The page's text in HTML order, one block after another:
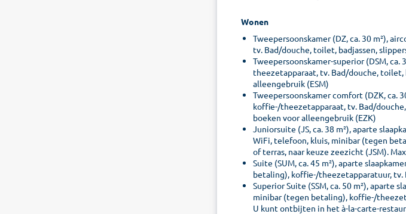
Wonen
Tweepersoonskamer (DZ, ca. 30 m²),
tv. Bad/douche, toilet, badjassen,
Tweepersoonskamer-superior (DSM,
theezetapparaat, tv. Bad/douche, toilet,
alleengebruik (ESM)
Tweepersoonskamer comfort (DZK,
koffie-/theezetapparaat, tv. Bad/
boeken voor alleengebruik (EZK)
Juniorsuite (JS, ca. 38 m²), aparte
WiFi, telefoon, kluis, minibar (tegen
of terras, naar keuze zeezicht (JSM).
Suite (SUM, ca. 45 m²), aparte
betaling), koffie-/theezetapparatuur, tv.
Superior Suite (SSM, ca. 50 m²), aparte
minibar (tegen betaling), koffie-/
U kunt ontbijten in het à-la-carte-